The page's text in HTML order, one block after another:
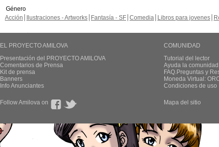
Género
Acción
Ilustraciones - Artworks Fantasía - SF Comedia Libros para jovenes
EL PROYECTO AMILOVA
Presentación del PROYECTO AMILOVA
Comentarios de Prensa
Kit de prensa
Banners
Info Anunciantes
COMUNIDAD
Tutorial del lector
Ayuda la
FAQ.Preguntas y
Moneda Virtual:
Condiciones de uso
Follow Amilova on Mapa del sitio